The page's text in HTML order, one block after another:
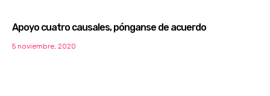
Apoyo cuatro causales, pónganse de acuerdo
5 noviembre, 2020